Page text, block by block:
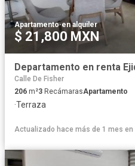
Apartamento·en alquiler
$ 21,800 MXN
Calle De Fisher
206 m²3 RecámarasApartamento
·Terraza
Actualizado hace más de 1 mes en